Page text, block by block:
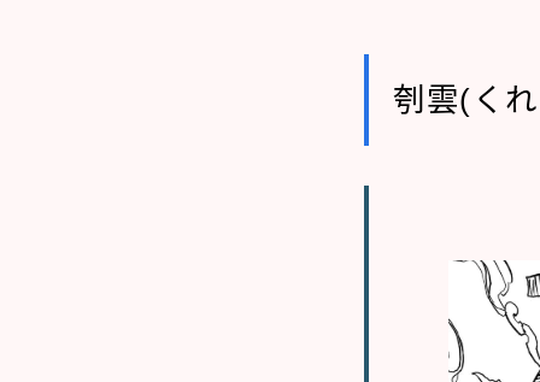
刳雲(く